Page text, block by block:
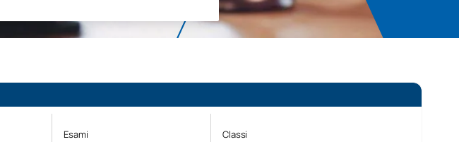
Esami Classi